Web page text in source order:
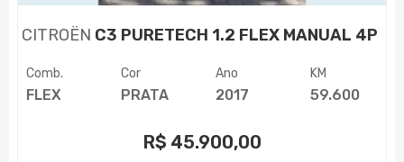
CITROËN C3 PURETECH 1.2 FLEX MANUAL 4P
Comb.
FLEX
Cor
PRATA
Ano
2017
KM
59.600
R$ 45.900,00